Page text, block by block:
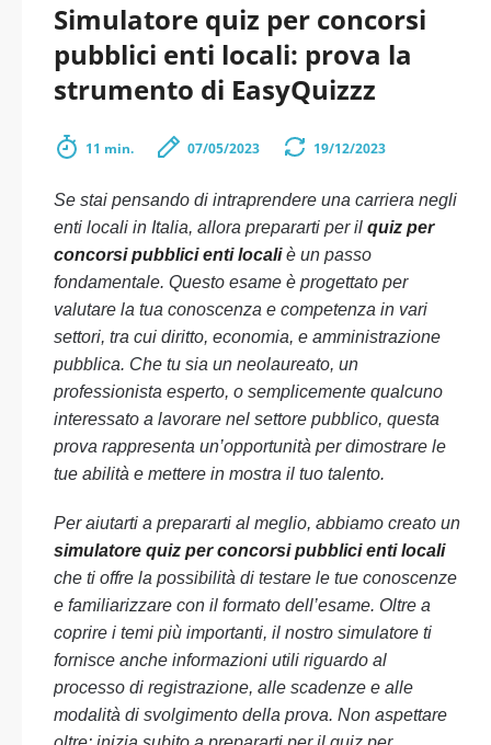
Simulatore quiz per concorsi
pubblici enti locali: prova la
strumento di EasyQuizzz
11 min. 07/05/2023 19/12/2023
Se stai pensando di intraprendere una carriera negli
enti locali in Italia, allora prepararti per il quiz per
concorsi pubblici enti localiè un passo
fondamentale. Questo esame è progettato per
valutare la tua conoscenza e competenza in vari
settori, tra cui diritto, economia, e amministrazione
pubblica. Che tu sia un neolaureato, un
professionista esperto, o semplicemente qualcuno
interessato a lavorare nel settore pubblico, questa
prova rappresenta un’opportunità per dimostrare le
tue abilità e mettere in mostra il tuo talento.
Per aiutarti a prepararti al meglio, abbiamo creato un
simulatore quiz per concorsi pubblici enti locali
che ti offre la possibilità di testare le tue conoscenze
e familiarizzare con il formato dell’esame. Oltre a
coprire i temi più importanti, il nostro simulatore ti
fornisce anche informazioni utili riguardo al
processo di registrazione, alle scadenze e alle
modalità di svolgimento della prova. Non aspettare